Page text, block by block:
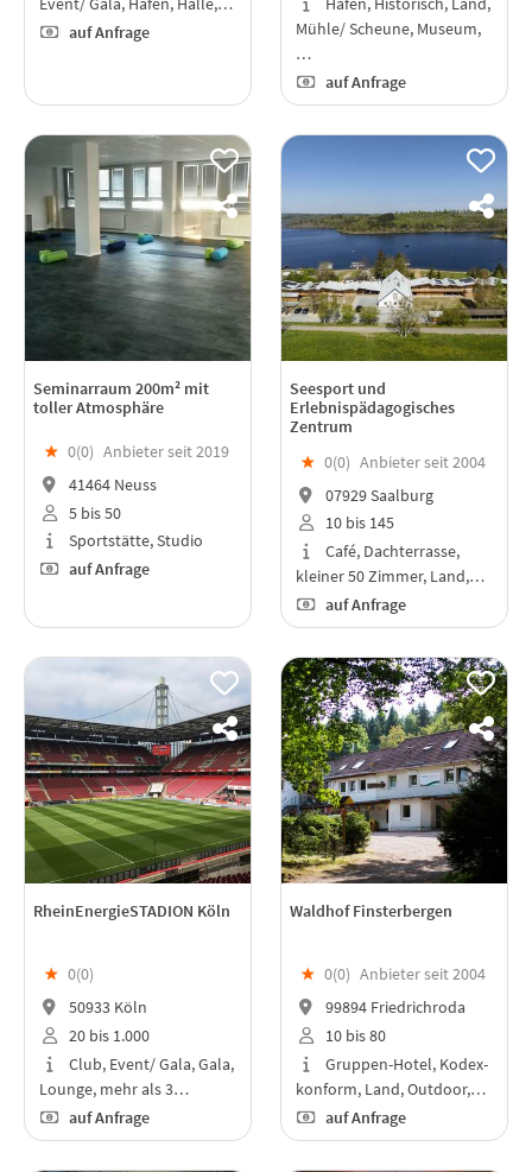
auf Anfrage
Mühle/ Scheune, Museum,
…
auf Anfrage
Seminarraum 200m² mit
toller Atmosphäre
★ 0(0) Anbieter seit 2019
41464 Neuss
5 bis 50
Sportstätte, Studio
auf Anfrage
Seesport und
Erlebnispädagogisches
Zentrum
★ 0(0) Anbieter seit 2004
07929 Saalburg
10 bis 145
Café, Dachterrasse,
kleiner 50 Zimmer, Land,…
auf Anfrage
RheinEnergieSTADION Köln
★ 0(0)
50933 Köln
20 bis 1.000
Club, Event/ Gala, Gala,
Lounge, mehr als 3…
auf Anfrage
Waldhof Finsterbergen
★ 0(0) Anbieter seit 2004
99894 Friedrichroda
10 bis 80
Gruppen-Hotel, Kodex-
konform, Land, Outdoor,…
auf Anfrage